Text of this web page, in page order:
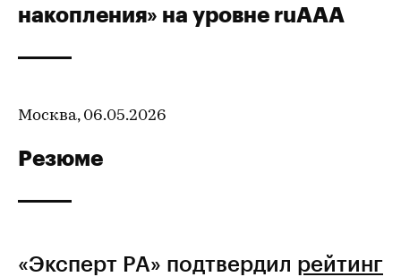
накопления» на уровне ruAAА
Москва, 06.05.2026
Резюме
«Эксперт РА» подтвердил рейтинг